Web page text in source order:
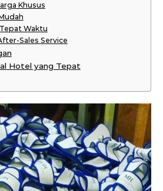
Khusus
Waktu
Sales Service
Hotel yang Tepat